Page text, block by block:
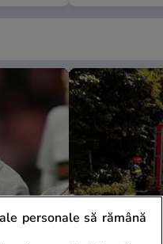
personale să rămână